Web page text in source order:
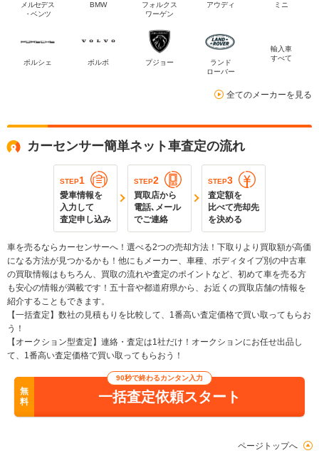
メルセデス
・ベンツ
BMW
フォルクス
ワーゲン
アウディ ミニ
ポルシェ ボルボ プジョー
ランド
ローバー
輸入車
すべて
全てのメーカーを見る
カーセンサー簡単ネット車査定の流れ
STEP1
愛車情報を
入力して
査定申し込み
STEP2
買取店から
電話､メール
でご連絡
STEP3
査定額を
比べて売却先
を決める
車を売るならカーセンサーへ！選べる2つの売却方法！下取りより買取額が高価
になる方法が見つかるかも！他にもメーカー、車種、ボディタイプ別の中古車
の買取情報はもちろん、買取の流れや査定のポイントなど、初めて車を売る方
も安心の情報が満載です！五十音や都道府県から、お近くの買取店舗の情報を
紹介することもできます。
【一括査定】数社の見積もりを比較して、1番高い査定価格で買い取ってもらお
う！
【オークション型査定】連絡・査定は1社だけ！オークションにお任せ出品し
て、1番高い査定価格で買い取ってもらおう！
無
料
90秒で終わるカンタン入力
一括査定依頼スタート
ページトップへ